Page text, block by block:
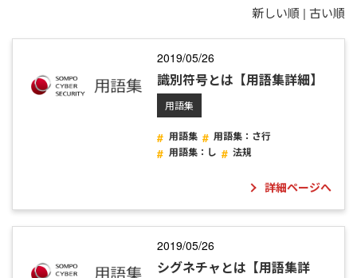
新しい順 | 古い順
2019/05/26
識別符号とは【用語集詳細】
用語集
用語集
用語集：さ行
用語集：し
法規
詳細ページへ
2019/05/26
シグネチャとは【用語集詳